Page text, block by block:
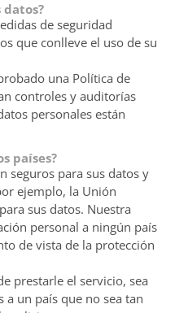
datos?
de seguridad
que conlleve el uso de su
una Política de
controles y auditorías
personales están
países?
seguros para sus datos y
ejemplo, la Unión
sus datos. Nuestra
personal a ningún país
de vista de la protección
prestarle el servicio, sea
un país que no sea tan